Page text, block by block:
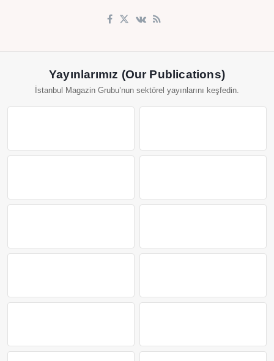
Yayınlarımız (Our Publications)
İstanbul Magazin Grubu’nun sektörel yayınlarını keşfedin.